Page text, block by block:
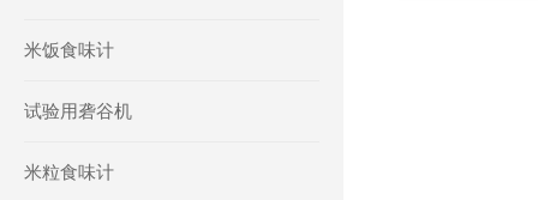
米饭食味计
试验用砻谷机
米粒食味计